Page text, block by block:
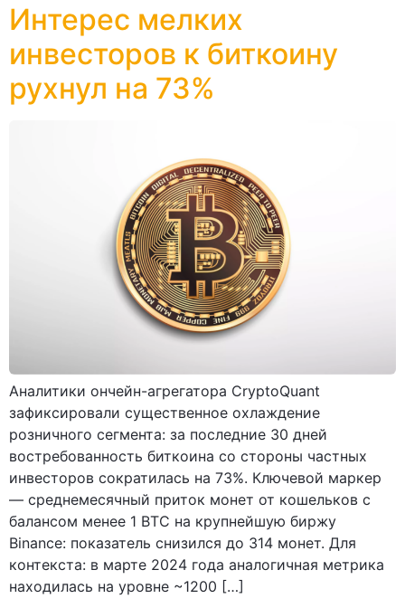
Интерес мелких
инвесторов к биткоину
рухнул на 73%
Аналитики ончейн-агрегатора CryptoQuant
зафиксировали существенное охлаждение
розничного сегмента: за последние 30 дней
востребованность биткоина со стороны частных
инвесторов сократилась на 73%. Ключевой маркер
— среднемесячный приток монет от кошельков с
балансом менее 1 BTC на крупнейшую биржу
Binance: показатель снизился до 314 монет. Для
контекста: в марте 2024 года аналогичная метрика
находилась на уровне ~1200 […]